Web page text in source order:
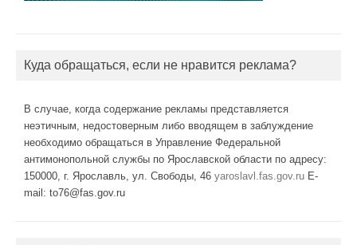
Куда обращаться, если не нравится реклама?
В случае, когда содержание рекламы представляется
неэтичным, недостоверным либо вводящем в заблуждение
необходимо обращаться в Управление Федеральной
антимонопольной службы по Ярославской области по адресу:
150000, г. Ярославль, ул. Свободы, 46 yaroslavl.fas.gov.ru E-
mail: to76@fas.gov.ru